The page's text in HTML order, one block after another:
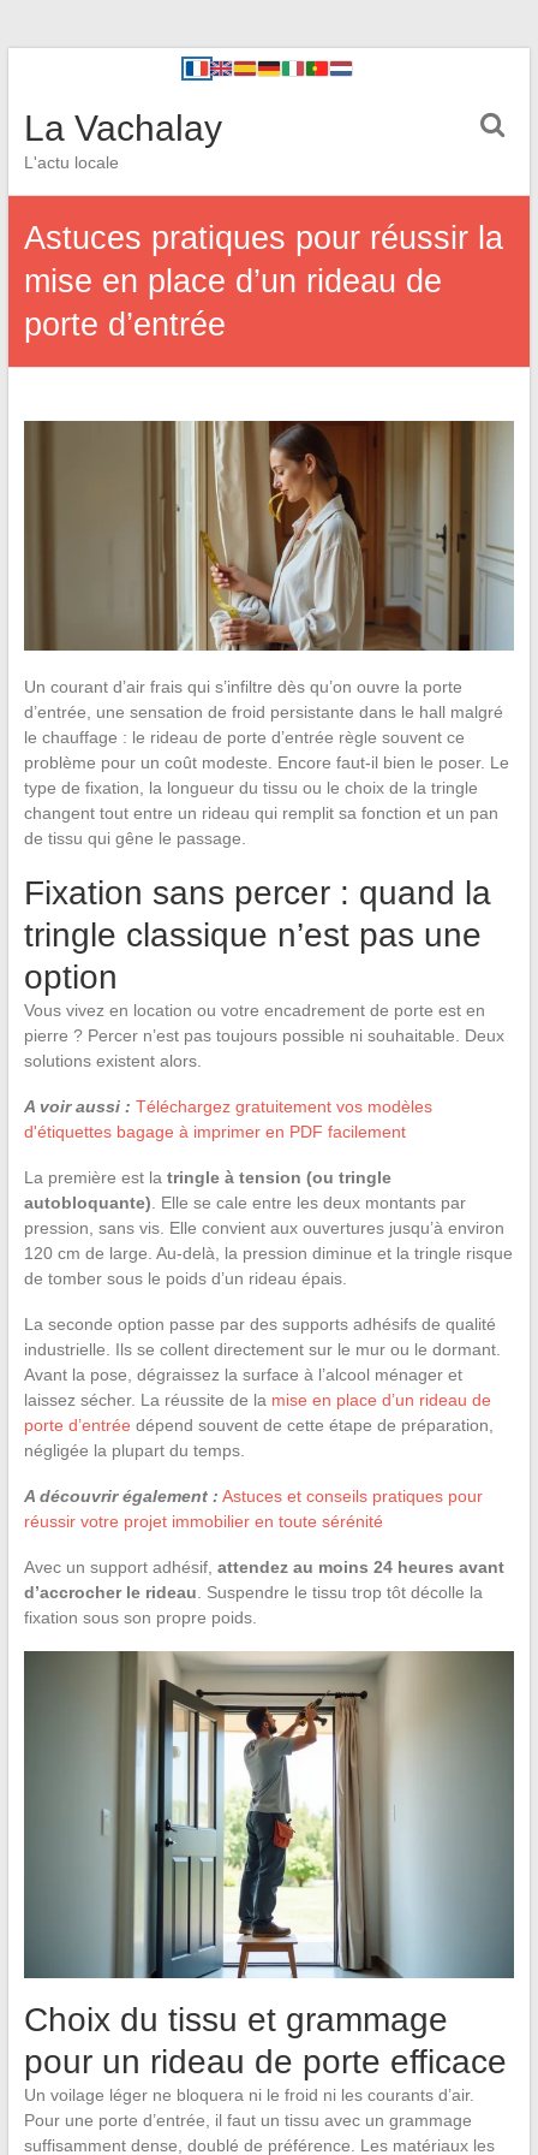
La Vachalay
L'actu locale
Astuces pratiques pour réussir la
mise en place d’un rideau de
porte d’entrée
Un courant d’air frais qui s’infiltre dès qu’on ouvre la porte
d’entrée, une sensation de froid persistante dans le hall malgré
le chauffage : le rideau de porte d’entrée règle souvent ce
problème pour un coût modeste. Encore faut-il bien le poser. Le
type de fixation, la longueur du tissu ou le choix de la tringle
changent tout entre un rideau qui remplit sa fonction et un pan
de tissu qui gêne le passage.
Fixation sans percer : quand la
tringle classique n’est pas une
option
Vous vivez en location ou votre encadrement de porte est en
pierre ? Percer n’est pas toujours possible ni souhaitable. Deux
solutions existent alors.
A voir aussi : Téléchargez gratuitement vos modèles
d'étiquettes bagage à imprimer en PDF facilement
La première est la tringle à tension (ou tringle
autobloquante) . Elle se cale entre les deux montants par
pression, sans vis. Elle convient aux ouvertures jusqu’à environ
120 cm de large. Au-delà, la pression diminue et la tringle risque
de tomber sous le poids d’un rideau épais.
La seconde option passe par des supports adhésifs de qualité
industrielle. Ils se collent directement sur le mur ou le dormant.
Avant la pose, dégraissez la surface à l’alcool ménager et
laissez sécher. La réussite de la mise en place d’un rideau de
porte d’entrée dépend souvent de cette étape de préparation,
négligée la plupart du temps.
A découvrir également : Astuces et conseils pratiques pour
réussir votre projet immobilier en toute sérénité
Avec un support adhésif, attendez au moins 24 heures avant
d’accrocher le rideau . Suspendre le tissu trop tôt décolle la
fixation sous son propre poids.
Choix du tissu et grammage
pour un rideau de porte efficace
Un voilage léger ne bloquera ni le froid ni les courants d’air.
Pour une porte d’entrée, il faut un tissu avec un grammage
suffisamment dense, doublé de préférence. Les matériaux les